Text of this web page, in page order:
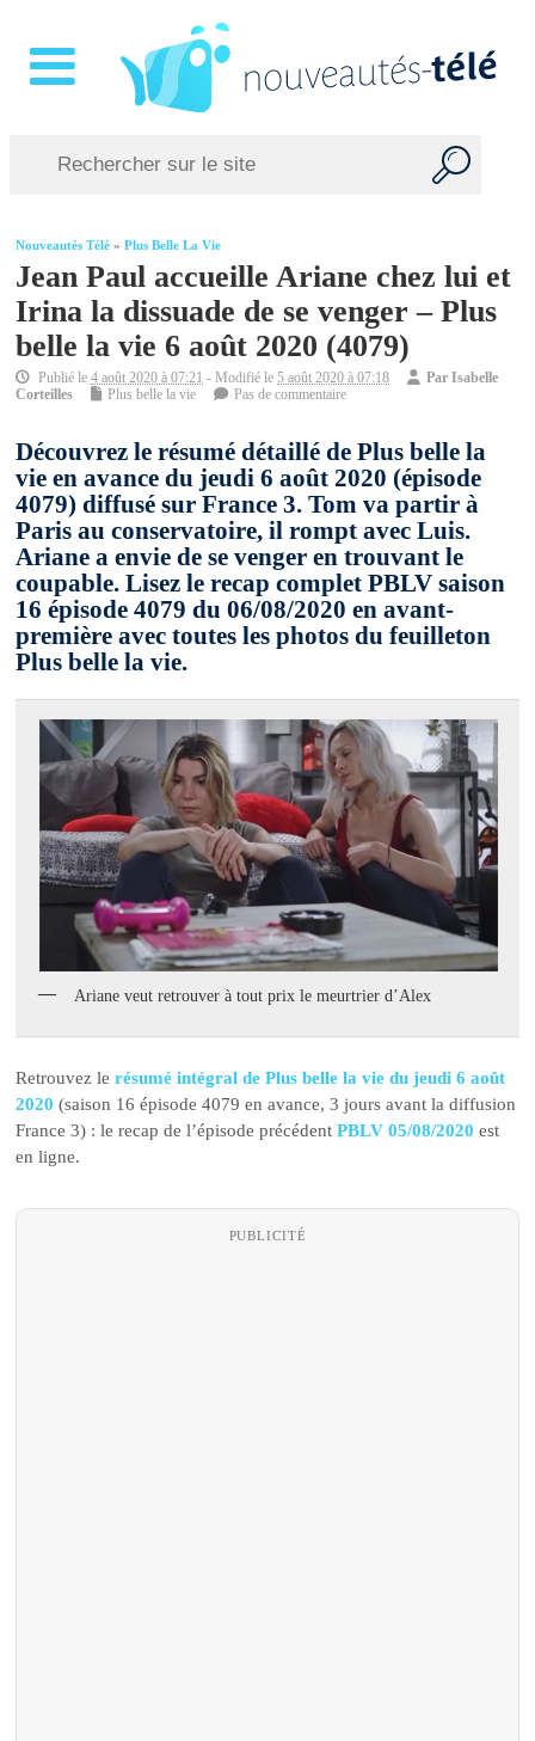
Nouveautés Télé »Plus Belle La Vie
Jean Paul accueille Ariane chez lui et
Irina la dissuade de se venger – Plus
belle la vie 6 août 2020 (4079)
Publié le4 août 2020 à 07:21 - Modifié le5 août 2020 à 07:18 ParIsabelle
Corteilles
Plus belle la vie Pas de commentaire
Découvrez le résumé détaillé de Plus belle la
vie en avance du jeudi 6 août 2020 (épisode
4079) diffusé sur France 3. Tom va partir à
Paris au conservatoire, il rompt avec Luis.
Ariane a envie de se venger en trouvant le
coupable. Lisez le recap complet PBLV saison
16 épisode 4079 du 06/08/2020 en avant-
première avec toutes les photos du feuilleton
Plus belle la vie.
Ariane veut retrouver à tout prix le meurtrier d’Alex
Retrouvez lerésumé intégral de Plus belle la vie du jeudi 6 août
2020 (saison 16 épisode 4079 en avance, 3 jours avant la diffusion
France 3) : le recap de l’épisode précédentPBLV 05/08/2020 est
en ligne.
PUBLICITÉ